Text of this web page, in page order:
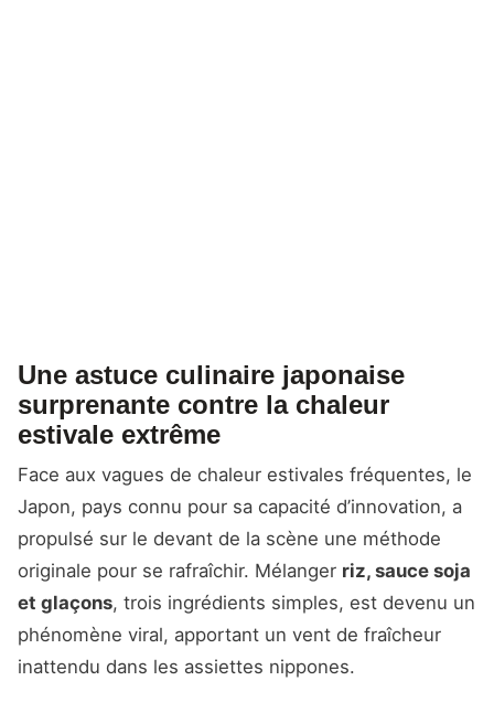
Une astuce culinaire japonaise
surprenante contre la chaleur
estivale extrême
Face aux vagues de chaleur estivales fréquentes, le
Japon, pays connu pour sa capacité d’innovation, a
propulsé sur le devant de la scène une méthode
originale pour se rafraîchir. Mélanger riz, sauce soja
et glaçons, trois ingrédients simples, est devenu un
phénomène viral, apportant un vent de fraîcheur
inattendu dans les assiettes nippones.